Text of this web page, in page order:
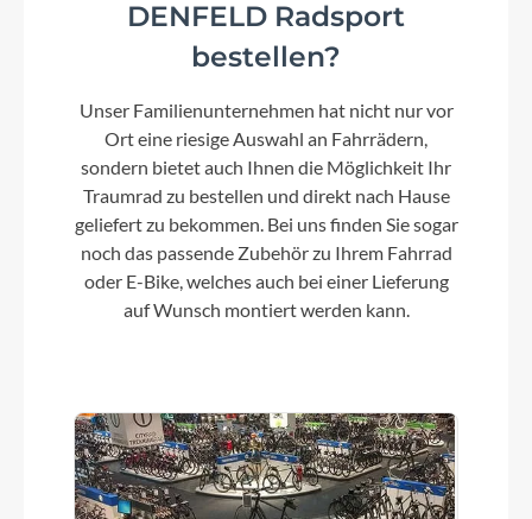
Shimano 105 7100, braze-on
Schalthebel
Shimano 105 7100, 12-speed
Bremshebel
Steuersatz
Integrated, 1-1/8" - 1-1/2"
DENFELD Radsport
bestellen?
Unser Familienunternehmen hat nicht nur vor
Ort eine riesige Auswahl an Fahrrädern,
sondern bietet auch Ihnen die Möglichkeit Ihr
Traumrad zu bestellen und direkt nach Hause
geliefert zu bekommen. Bei uns finden Sie sogar
noch das passende Zubehör zu Ihrem Fahrrad
oder E-Bike, welches auch bei einer Lieferung
auf Wunsch montiert werden kann.